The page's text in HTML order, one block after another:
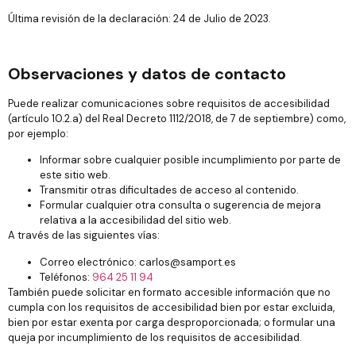
Última revisión de la declaración: 24 de Julio de 2023.
Observaciones y datos de contacto
Puede realizar comunicaciones sobre requisitos de accesibilidad
(artículo 10.2.a) del Real Decreto 1112/2018, de 7 de septiembre) como,
por ejemplo:
Informar sobre cualquier posible incumplimiento por parte de
este sitio web.
Transmitir otras dificultades de acceso al contenido.
Formular cualquier otra consulta o sugerencia de mejora
relativa a la accesibilidad del sitio web.
A través de las siguientes vías:
Correo electrónico: carlos@samport.es
Teléfonos: 964 25 11 94
También puede solicitar en formato accesible información que no
cumpla con los requisitos de accesibilidad bien por estar excluida,
bien por estar exenta por carga desproporcionada; o formular una
queja por incumplimiento de los requisitos de accesibilidad.